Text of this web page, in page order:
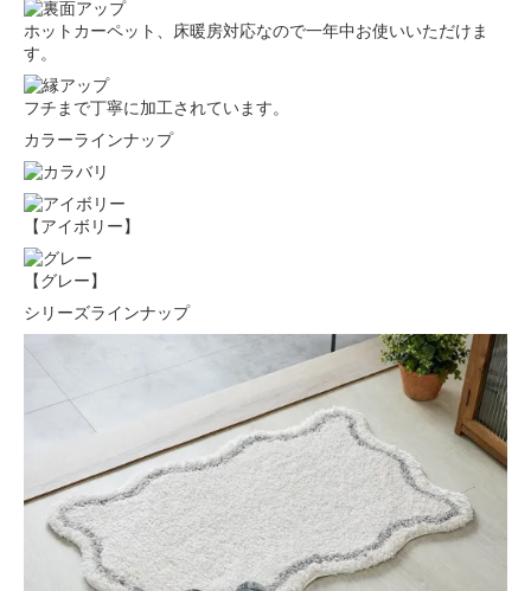
ホットカーペット、床暖房対応なので一年中お使いいただけま
す。
フチまで丁寧に加工されています。
カラーラインナップ
【アイボリー】
【グレー】
シリーズラインナップ